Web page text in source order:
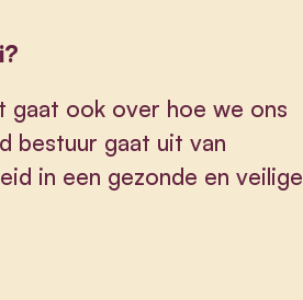
gaat ook over hoe we ons
bestuur gaat uit van
in een gezonde en veilige